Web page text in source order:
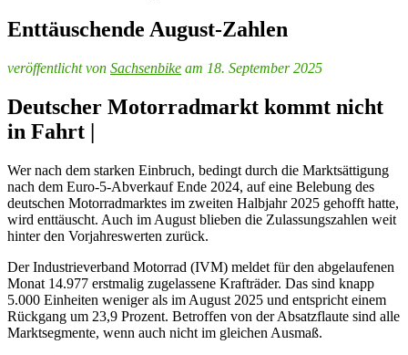
Enttäuschende August-Zahlen
veröffentlicht von Sachsenbike am 18. September 2025
Deutscher Motorradmarkt kommt nicht
in Fahrt |
Wer nach dem starken Einbruch, bedingt durch die Marktsättigung
nach dem Euro-5-Abverkauf Ende 2024, auf eine Belebung des
deutschen Motorradmarktes im zweiten Halbjahr 2025 gehofft hatte,
wird enttäuscht. Auch im August blieben die Zulassungszahlen weit
hinter den Vorjahreswerten zurück.
Der Industrieverband Motorrad (IVM) meldet für den abgelaufenen
Monat 14.977 erstmalig zugelassene Krafträder. Das sind knapp
5.000 Einheiten weniger als im August 2025 und entspricht einem
Rückgang um 23,9 Prozent. Betroffen von der Absatzflaute sind alle
Marktsegmente, wenn auch nicht im gleichen Ausmaß.